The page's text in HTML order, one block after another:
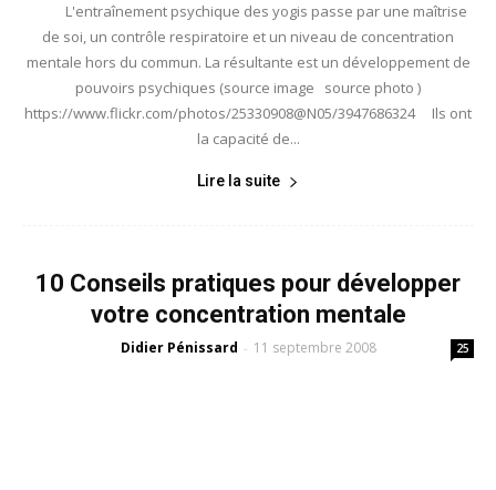
L'entraînement psychique des yogis passe par une maîtrise
de soi, un contrôle respiratoire et un niveau de concentration
mentale hors du commun. La résultante est un développement de
pouvoirs psychiques (source image source photo )
https://www.flickr.com/photos/25330908@N05/3947686324 Ils ont
la capacité de...
Lire la suite
10 Conseils pratiques pour développer
votre concentration mentale
Didier Pénissard - 11 septembre 2008 25